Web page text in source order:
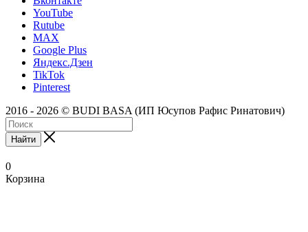
YouTube
Rutube
MAX
Google Plus
Яндекс.Дзен
TikTok
Pinterest
2016 - 2026 © BUDI BASA (ИП Юсупов Рафис Ринатович)
Найти
0
Корзина